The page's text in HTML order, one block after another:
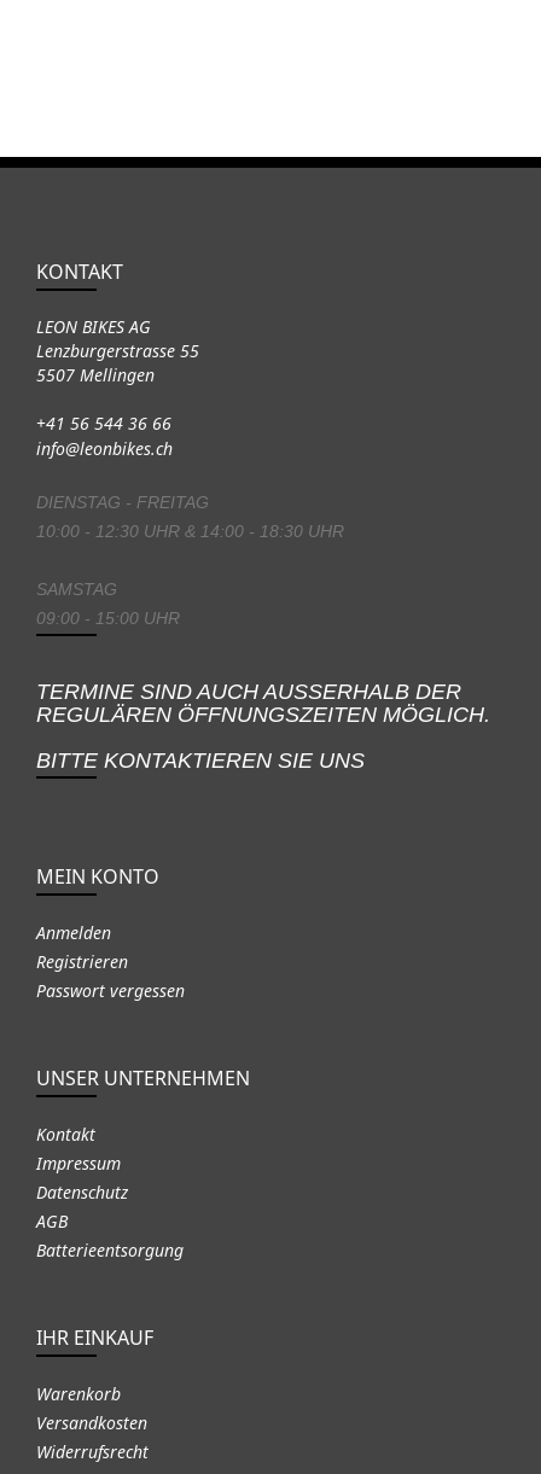
KONTAKT
LEON BIKES AG
Lenzburgerstrasse 55
5507 Mellingen
+41 56 544 36 66
info@leonbikes.ch
DIENSTAG - FREITAG
10:00 - 12:30 UHR & 14:00 - 18:30 UHR
SAMSTAG
09:00 - 15:00 UHR
TERMINE SIND AUCH AUSSERHALB DER
REGULÄREN ÖFFNUNGSZEITEN MÖGLICH.
BITTE KONTAKTIEREN SIE UNS
MEIN KONTO
Anmelden
Registrieren
Passwort vergessen
UNSER UNTERNEHMEN
Kontakt
Impressum
Datenschutz
AGB
Batterieentsorgung
IHR EINKAUF
Warenkorb
Versandkosten
Widerrufsrecht